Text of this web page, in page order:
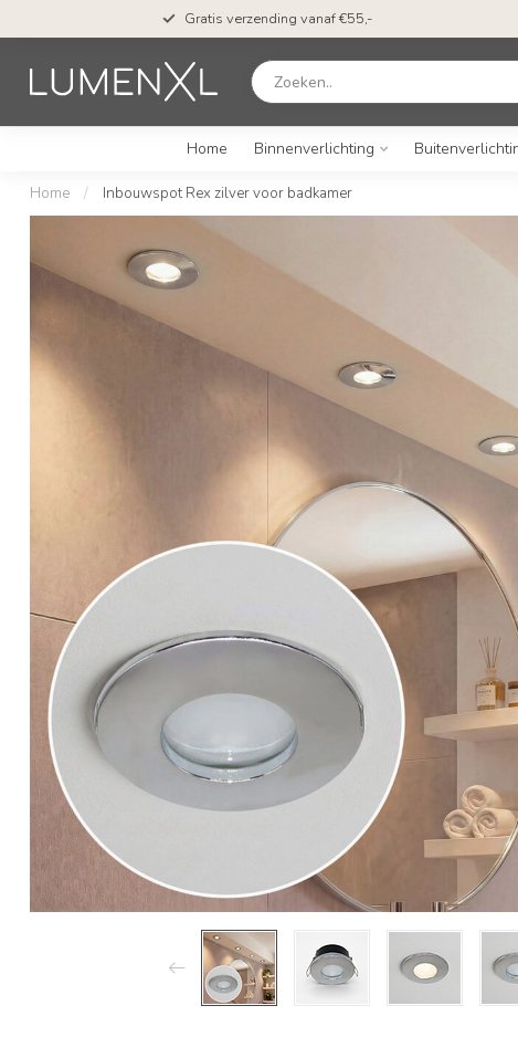
Gratis verzending vanaf €55,-
Home Binnenverlichting
Home / Inbouwspot Rex zilver voor badkamer